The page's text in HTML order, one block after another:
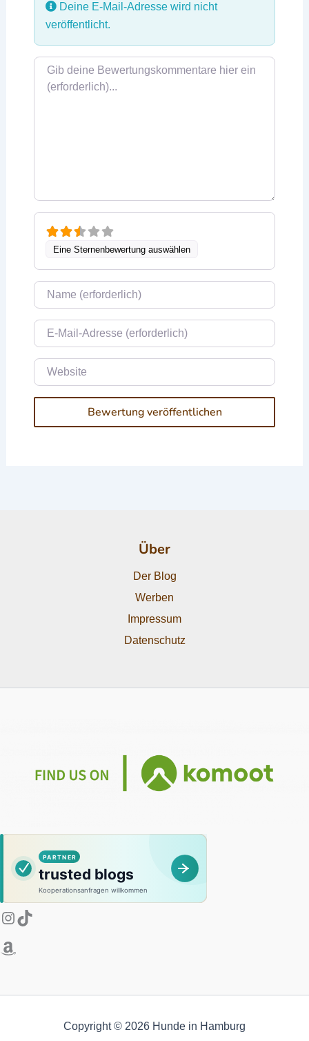
Deine E-Mail-Adresse wird nicht
veröffentlicht.
Rezensionstext
Eine Sternenbewertung auswählen
Name
E-Mail
Website
Über
Der Blog
Werben
Impressum
Datenschutz
Instagram
TikTok
Amazon
Copyright © 2026 Hunde in Hamburg